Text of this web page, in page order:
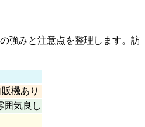
強みと注意点を整理します。訪
機あり
囲気良し